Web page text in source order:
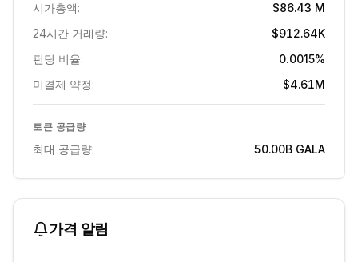
시가총액:
$86.43 M
24시간 거래량:
$912.64K
펀딩 비율:
0.0015%
미결제 약정:
$4.61M
토큰 공급량
최대 공급량: 50.00B GALA
가격 알림